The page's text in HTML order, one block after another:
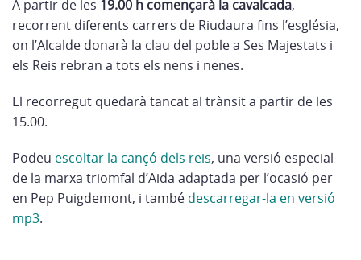
A partir de les 19.00 h començarà la cavalcada,
recorrent diferents carrers de Riudaura fins l’església,
on l’Alcalde donarà la clau del poble a Ses Majestats i
els Reis rebran a tots els nens i nenes.
El recorregut quedarà tancat al trànsit a partir de les
15.00.
Podeu escoltar la cançó dels reis, una versió especial
de la marxa triomfal d’Aida adaptada per l’ocasió per
en Pep Puigdemont, i també descarregar-la en versió
mp3.